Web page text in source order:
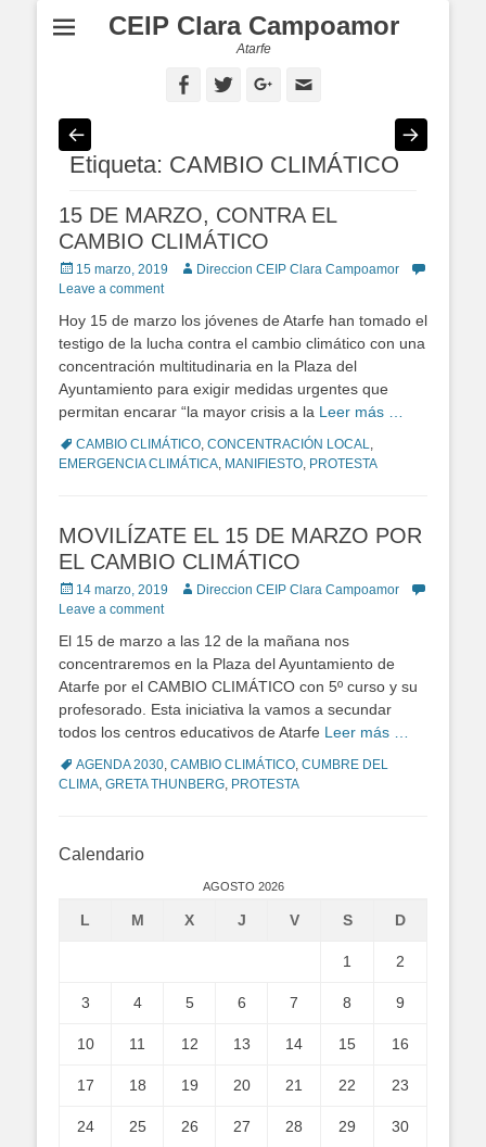
CEIP Clara Campoamor
Atarfe
FacebookTwitterGoogleplus
Etiqueta: CAMBIO CLIMÁTICO
15 DE MARZO, CONTRA EL
CAMBIO CLIMÁTICO
Posted
on
15 marzo, 2019 AuthorDireccion CEIP Clara Campoamor
Leave a comment
Hoy 15 de marzo los jóvenes de Atarfe han tomado el
testigo de la lucha contra el cambio climático con una
concentración multitudinaria en la Plaza del
Ayuntamiento para exigir medidas urgentes que
permitan encarar “la mayor crisis a la Leer más …
TagsCAMBIO CLIMÁTICO, CONCENTRACIÓN LOCAL,
EMERGENCIA CLIMÁTICA, MANIFIESTO, PROTESTA
MOVILÍZATE EL 15 DE MARZO POR
EL CAMBIO CLIMÁTICO
Posted
on
14 marzo, 2019 AuthorDireccion CEIP Clara Campoamor
Leave a comment
El 15 de marzo a las 12 de la mañana nos
concentraremos en la Plaza del Ayuntamiento de
Atarfe por el CAMBIO CLIMÁTICO con 5º curso y su
profesorado. Esta iniciativa la vamos a secundar
todos los centros educativos de Atarfe Leer más …
TagsAGENDA 2030, CAMBIO CLIMÁTICO, CUMBRE DEL
CLIMA, GRETA THUNBERG, PROTESTA
Calendario
AGOSTO 2026
L M X J V S D
1 2
3 4 5 6 7 8 9
10 11 12 13 14 15 16
17 18 19 20 21 22 23
24 25 26 27 28 29 30